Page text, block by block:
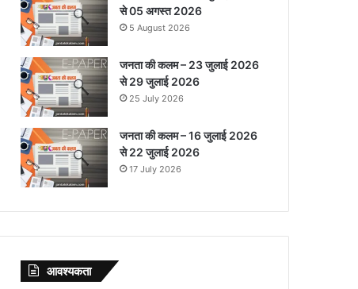
से 05 अगस्त 2026
5 August 2026
जनता की कलम – 23 जुलाई 2026
से 29 जुलाई 2026
25 July 2026
जनता की कलम – 16 जुलाई 2026
से 22 जुलाई 2026
17 July 2026
आवश्‍यकता